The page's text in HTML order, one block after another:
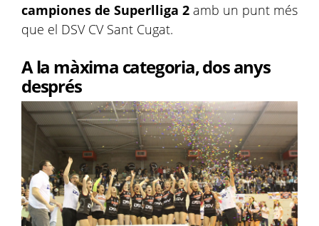
campiones de Superlliga 2 amb un punt més
que el DSV CV Sant Cugat.
A la màxima categoria, dos anys
després